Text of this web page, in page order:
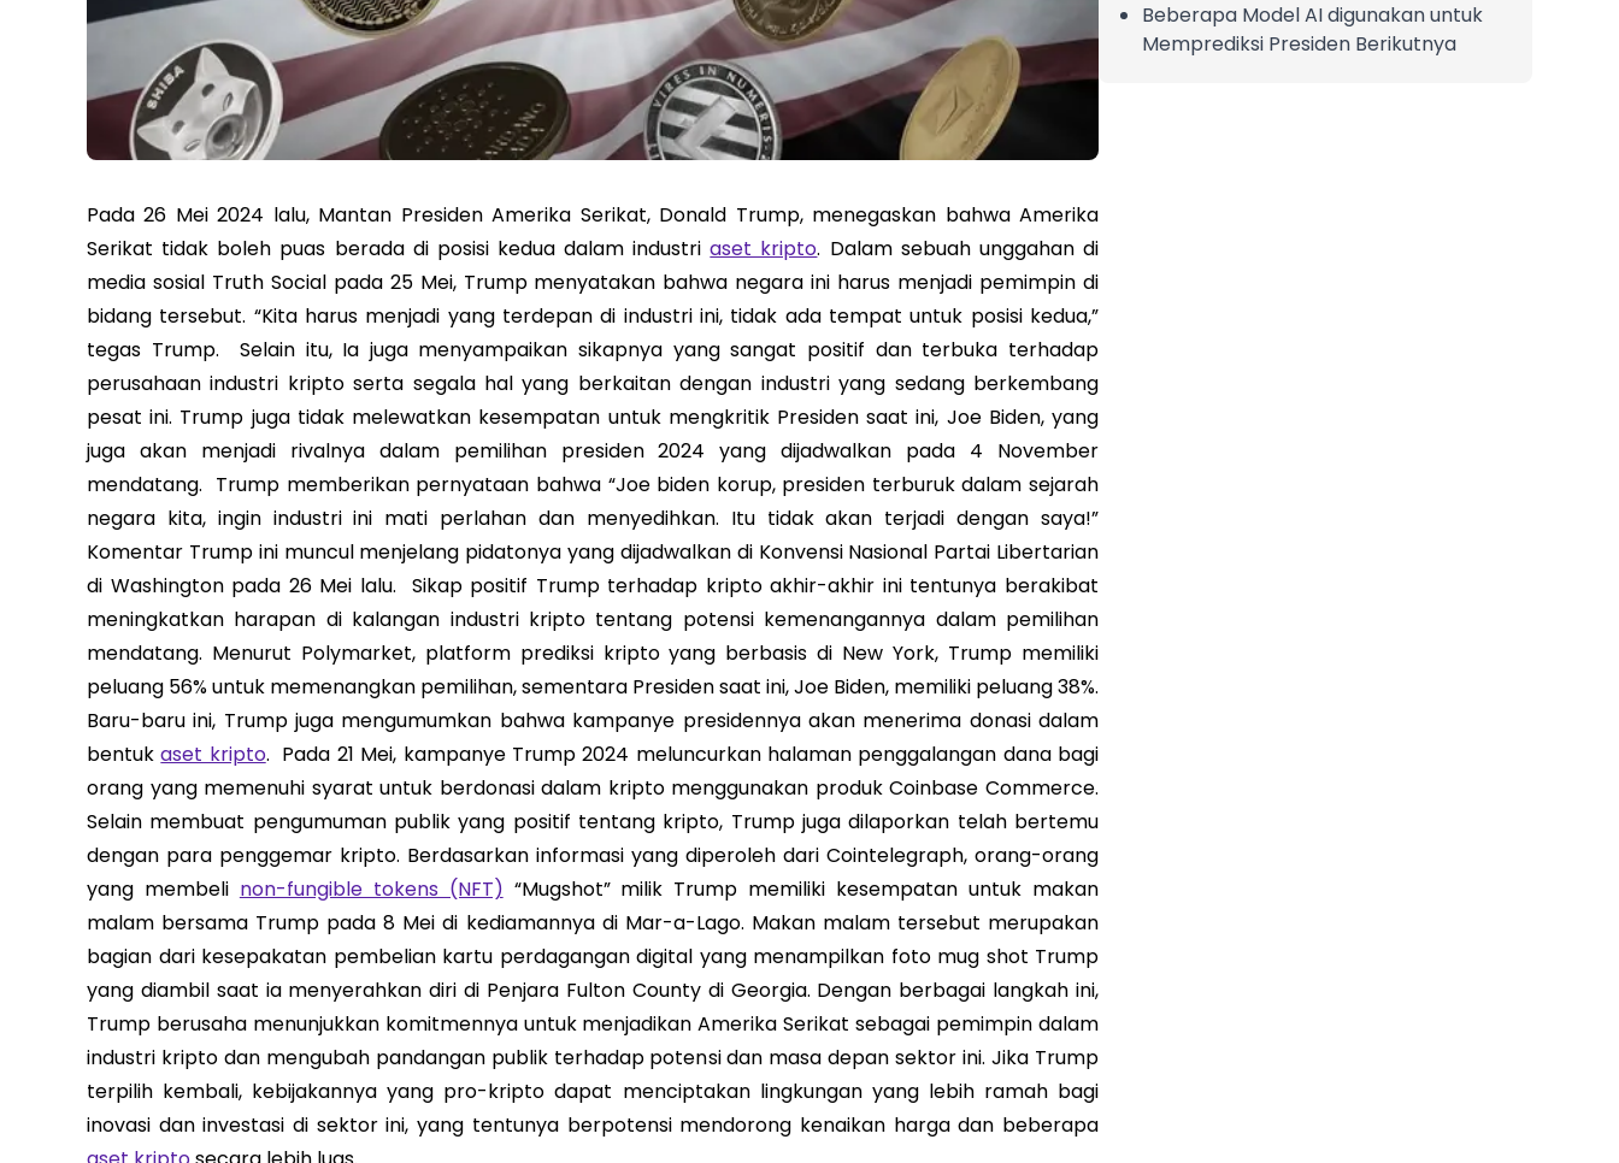
Pada 26 Mei 2024 lalu, Mantan Presiden Amerika Serikat, Donald Trump, menegaskan bahwa Amerika
Serikat tidak boleh puas berada di posisi kedua dalam industriaset kripto. Dalam sebuah unggahan di
media sosial Truth Social pada 25 Mei, Trump menyatakan bahwa negara ini harus menjadi pemimpin di
bidang tersebut. “Kita harus menjadi yang terdepan di industri ini, tidak ada tempat untuk posisi kedua,”
tegas Trump. Selain itu, Ia juga menyampaikan sikapnya yang sangat positif dan terbuka terhadap
perusahaan industri kripto serta segala hal yang berkaitan dengan industri yang sedang berkembang
pesat ini. Trump juga tidak melewatkan kesempatan untuk mengkritik Presiden saat ini, Joe Biden, yang
juga akan menjadi rivalnya dalam pemilihan presiden 2024 yang dijadwalkan pada 4 November
mendatang. Trump memberikan pernyataan bahwa “Joe biden korup, presiden terburuk dalam sejarah
negara kita, ingin industri ini mati perlahan dan menyedihkan. Itu tidak akan terjadi dengan saya!”
Komentar Trump ini muncul menjelang pidatonya yang dijadwalkan di Konvensi Nasional Partai Libertarian
di Washington pada 26 Mei lalu. Sikap positif Trump terhadap kripto akhir-akhir ini tentunya berakibat
meningkatkan harapan di kalangan industri kripto tentang potensi kemenangannya dalam pemilihan
mendatang. Menurut Polymarket, platform prediksi kripto yang berbasis di New York, Trump memiliki
peluang 56% untuk memenangkan pemilihan, sementara Presiden saat ini, Joe Biden, memiliki peluang 38%.
Baru-baru ini, Trump juga mengumumkan bahwa kampanye presidennya akan menerima donasi dalam
bentukaset kripto. Pada 21 Mei, kampanye Trump 2024 meluncurkan halaman penggalangan dana bagi
orang yang memenuhi syarat untuk berdonasi dalam kripto menggunakan produk Coinbase Commerce.
Selain membuat pengumuman publik yang positif tentang kripto, Trump juga dilaporkan telah bertemu
dengan para penggemar kripto. Berdasarkan informasi yang diperoleh dari Cointelegraph, orang-orang
yang membeli non-fungible tokens (NFT) “Mugshot” milik Trump memiliki kesempatan untuk makan
malam bersama Trump pada 8 Mei di kediamannya di Mar-a-Lago. Makan malam tersebut merupakan
bagian dari kesepakatan pembelian kartu perdagangan digital yang menampilkan foto mug shot Trump
yang diambil saat ia menyerahkan diri di Penjara Fulton County di Georgia. Dengan berbagai langkah ini,
Trump berusaha menunjukkan komitmennya untuk menjadikan Amerika Serikat sebagai pemimpin dalam
industri kripto dan mengubah pandangan publik terhadap potensi dan masa depan sektor ini. Jika Trump
terpilih kembali, kebijakannya yang pro-kripto dapat menciptakan lingkungan yang lebih ramah bagi
inovasi dan investasi di sektor ini, yang tentunya berpotensi mendorong kenaikan harga dan beberapa
Beberapa Model AI digunakan untuk
Memprediksi Presiden Berikutnya